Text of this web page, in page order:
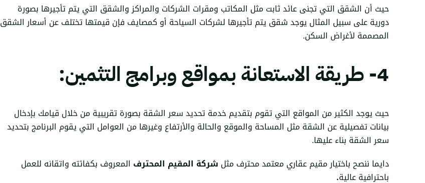
حيث أن الشقق التي تجنى عائد ثابت مثل المكاتب ومقرات الشركات والمراكز والشقق التي يتم تأجيرها بصورة
دورية على سبيل المثال يوجد شقق يتم تأجيرها لشركات السياحة أو كمصايف فإن قيمتها تختلف عن أسعار الشقق
المصممة لأغراض السكن.
4- طريقة الاستعانة بمواقع وبرامج التثمين:
حيث يوجد الكثير من المواقع التي تقوم بتقديم خدمة تحديد سعر الشقة بصورة تقريبية من خلال قيامك بإدخال
بيانات تفصيلية عن الشقة مثل المساحة والموقع والحالة والأرتفاع وغيرها من العوامل التي يقوم البرنامج بتحديد
سعر الشقة بناء عليها.
دايما ننصح باختيار مقيم عقاري معتمد محترف مثل شركة المقيم المحترف المعروف بكفائته واتقانه للعمل
باحترافية عالية.